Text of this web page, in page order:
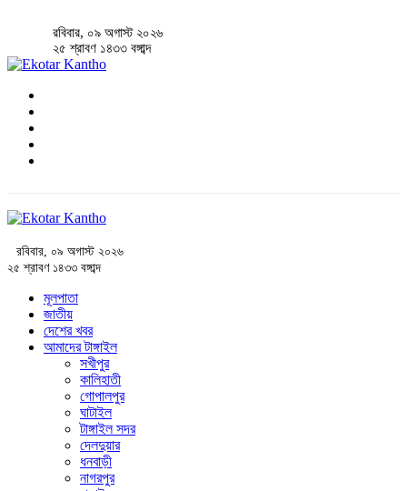
রবিবার, ০৯ অগাস্ট ২০২৬
২৫ শ্রাবণ ১৪৩৩ বঙ্গাব্দ
রবিবার, ০৯ অগাস্ট ২০২৬
২৫ শ্রাবণ ১৪৩৩ বঙ্গাব্দ
মূলপাতা
জাতীয়
দেশের খবর
আমাদের টাঙ্গাইল
সখীপুর
কালিহাতী
গোপালপুর
ঘাটাইল
টাঙ্গাইল সদর
দেলদুয়ার
ধনবাড়ী
নাগরপুর